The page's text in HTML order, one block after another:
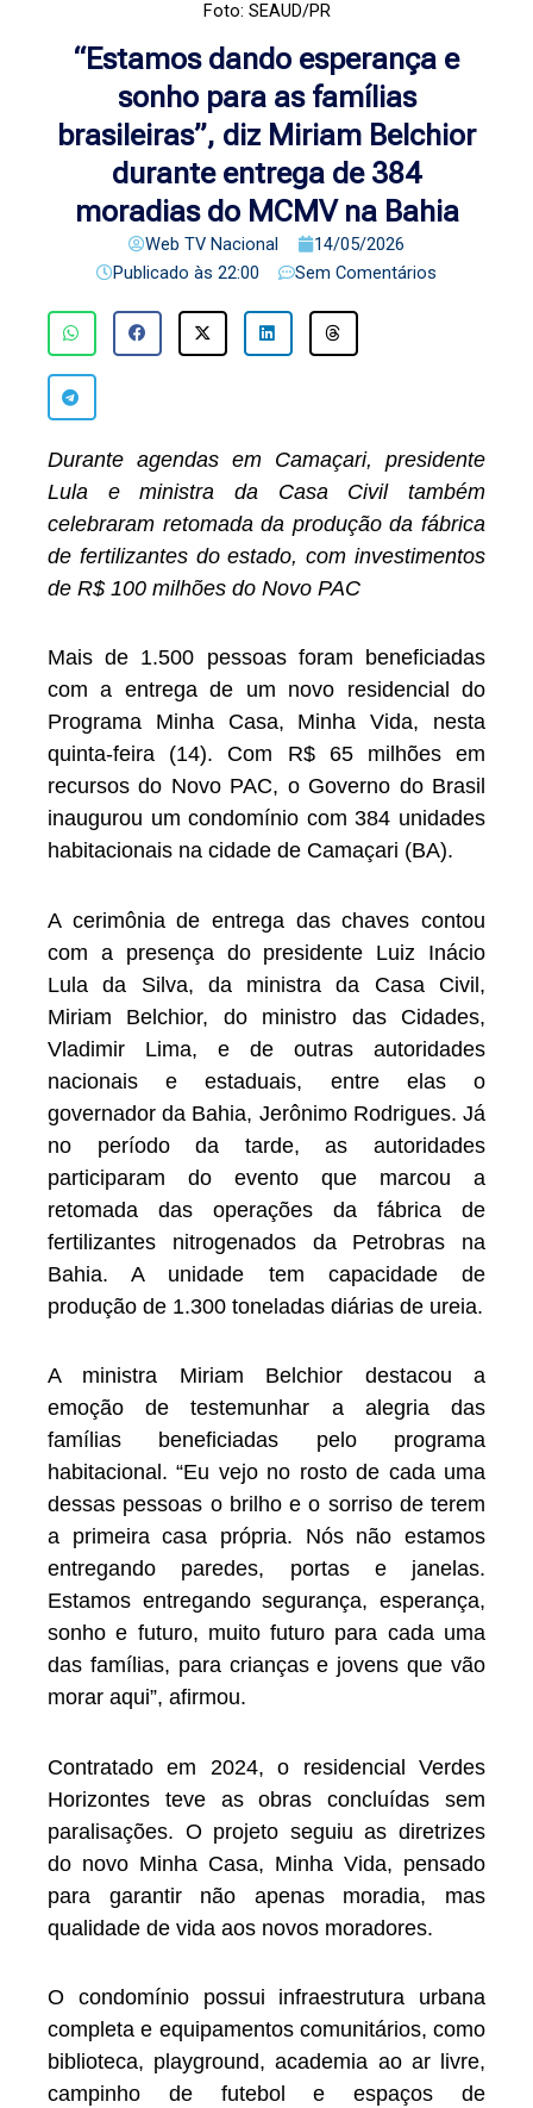
Foto: SEAUD/PR
“Estamos dando esperança e
sonho para as famílias
brasileiras”, diz Miriam Belchior
durante entrega de 384
moradias do MCMV na Bahia
Web TV Nacional
14/05/2026
Publicado às 22:00 Sem Comentários
Durante agendas em Camaçari, presidente
Lula e ministra da Casa Civil também
celebraram retomada da produção da fábrica
de fertilizantes do estado, com investimentos
de R$ 100 milhões do Novo PAC
Mais de 1.500 pessoas foram beneficiadas
com a entrega de um novo residencial do
Programa Minha Casa, Minha Vida, nesta
quinta-feira (14). Com R$ 65 milhões em
recursos do Novo PAC, o Governo do Brasil
inaugurou um condomínio com 384 unidades
habitacionais na cidade de Camaçari (BA).
A cerimônia de entrega das chaves contou
com a presença do presidente Luiz Inácio
Lula da Silva, da ministra da Casa Civil,
Miriam Belchior, do ministro das Cidades,
Vladimir Lima, e de outras autoridades
nacionais e estaduais, entre elas o
governador da Bahia, Jerônimo Rodrigues. Já
no período da tarde, as autoridades
participaram do evento que marcou a
retomada das operações da fábrica de
fertilizantes nitrogenados da Petrobras na
Bahia. A unidade tem capacidade de
produção de 1.300 toneladas diárias de ureia.
A ministra Miriam Belchior destacou a
emoção de testemunhar a alegria das
famílias beneficiadas pelo programa
habitacional. “Eu vejo no rosto de cada uma
dessas pessoas o brilho e o sorriso de terem
a primeira casa própria. Nós não estamos
entregando paredes, portas e janelas.
Estamos entregando segurança, esperança,
sonho e futuro, muito futuro para cada uma
das famílias, para crianças e jovens que vão
morar aqui”, afirmou.
Contratado em 2024, o residencial Verdes
Horizontes teve as obras concluídas sem
paralisações. O projeto seguiu as diretrizes
do novo Minha Casa, Minha Vida, pensado
para garantir não apenas moradia, mas
qualidade de vida aos novos moradores.
O condomínio possui infraestrutura urbana
completa e equipamentos comunitários, como
biblioteca, playground, academia ao ar livre,
campinho de futebol e espaços de